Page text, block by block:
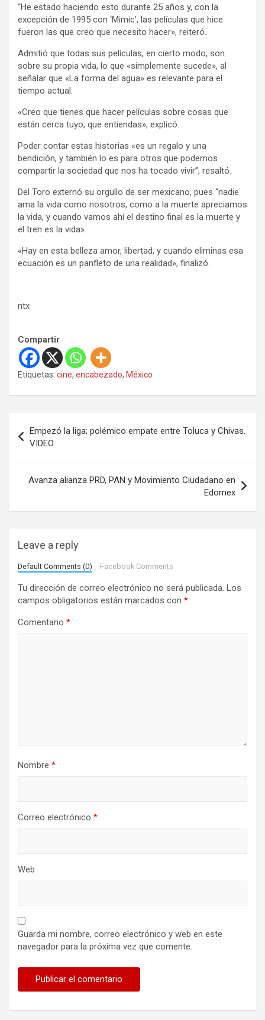
“He estado haciendo esto durante 25 años y, con la
excepción de 1995 con ‘Mimic’, las películas que hice
fueron las que creo que necesito hacer», reiteró.
Admitió que todas sus películas, en cierto modo, son
sobre su propia vida, lo que «simplemente sucede», al
señalar que «La forma del agua» es relevante para el
tiempo actual.
«Creo que tienes que hacer películas sobre cosas que
están cerca tuyo, que entiendas», explicó.
Poder contar estas historias «es un regalo y una
bendición, y también lo es para otros que podemos
compartir la sociedad que nos ha tocado vivir”, resaltó.
Del Toro externó su orgullo de ser mexicano, pues “nadie
ama la vida como nosotros, como a la muerte apreciamos
la vida, y cuando vamos ahí el destino final es la muerte y
el tren es la vida».
«Hay en esta belleza amor, libertad, y cuando eliminas esa
ecuación es un panfleto de una realidad», finalizó.
ntx
Compartir
Etiquetas: cine, encabezado, México
v
a
Empezó la liga; polémico empate entre Toluca y Chivas.
VIDEO
Avanza alianza PRD, PAN y Movimiento Ciudadano en
Edomex
Leave a reply
Default Comments (0) Facebook Comments
Tu dirección de correo electrónico no será publicada. Los
campos obligatorios están marcados con *
Comentario *
Nombre *
Correo electrónico *
Web
Guarda mi nombre, correo electrónico y web en este
navegador para la próxima vez que comente.